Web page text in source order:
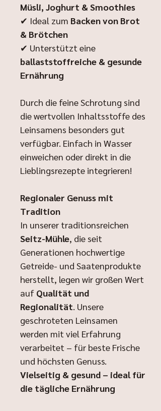
Müsli, Joghurt & Smoothies
✔ Ideal zum Backen von Brot
& Brötchen
✔ Unterstützt eine
ballaststoffreiche & gesunde
Ernährung
Durch die feine Schrotung sind
die wertvollen Inhaltsstoffe des
Leinsamens besonders gut
verfügbar. Einfach in Wasser
einweichen oder direkt in die
Lieblingsrezepte integrieren!
Regionaler Genuss mit
Tradition
In unserer traditionsreichen
Seitz-Mühle , die seit
Generationen hochwertige
Getreide- und Saatenprodukte
herstellt, legen wir großen Wert
auf Qualität und
Regionalität . Unsere
geschroteten Leinsamen
werden mit viel Erfahrung
verarbeitet – für beste Frische
und höchsten Genuss.
Vielseitig & gesund – ideal für
die tägliche Ernährung